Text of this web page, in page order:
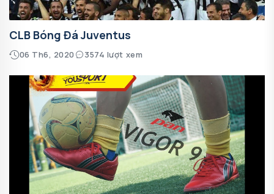
CLB Bóng Đá Juventus
06 Th6, 2020 3574 lượt xem